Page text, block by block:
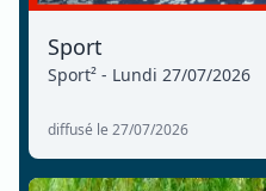
Sport
Sport² - Lundi 27/07/2026
diffusé le 27/07/2026